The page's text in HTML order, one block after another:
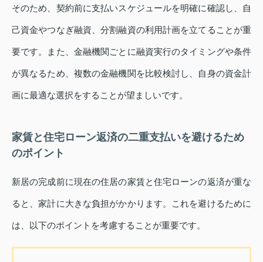
そのため、契約前に支払いスケジュールを明確に確認し、自
己資金やつなぎ融資、分割融資の利用計画を立てることが重
要です。また、金融機関ごとに融資実行のタイミングや条件
が異なるため、複数の金融機関を比較検討し、自身の資金計
画に最適な選択をすることが望ましいです。
家賃と住宅ローン返済の二重支払いを避けるため
のポイント
新居の完成前に現在の住居の家賃と住宅ローンの返済が重な
ると、家計に大きな負担がかかります。これを避けるために
は、以下のポイントを考慮することが重要です。